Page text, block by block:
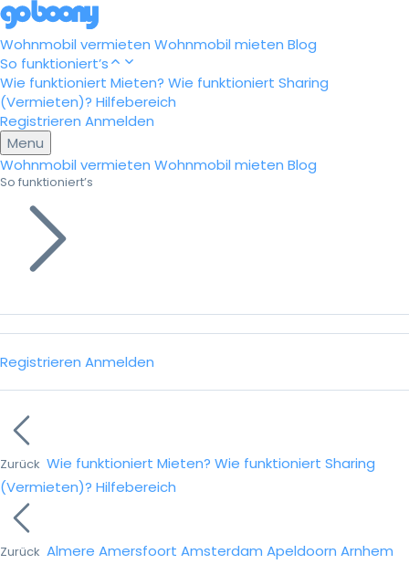
Wohnmobil vermieten Wohnmobil mieten Blog
So funktioniert’s
Wie funktioniert Mieten? Wie funktioniert Sharing
(Vermieten)? Hilfebereich
Registrieren Anmelden
Menu
Wohnmobil vermieten Wohnmobil mieten Blog
So funktioniert’s
Registrieren Anmelden
Zurück Wie funktioniert Mieten? Wie funktioniert Sharing
(Vermieten)? Hilfebereich
Zurück Almere Amersfoort Amsterdam Apeldoorn Arnhem